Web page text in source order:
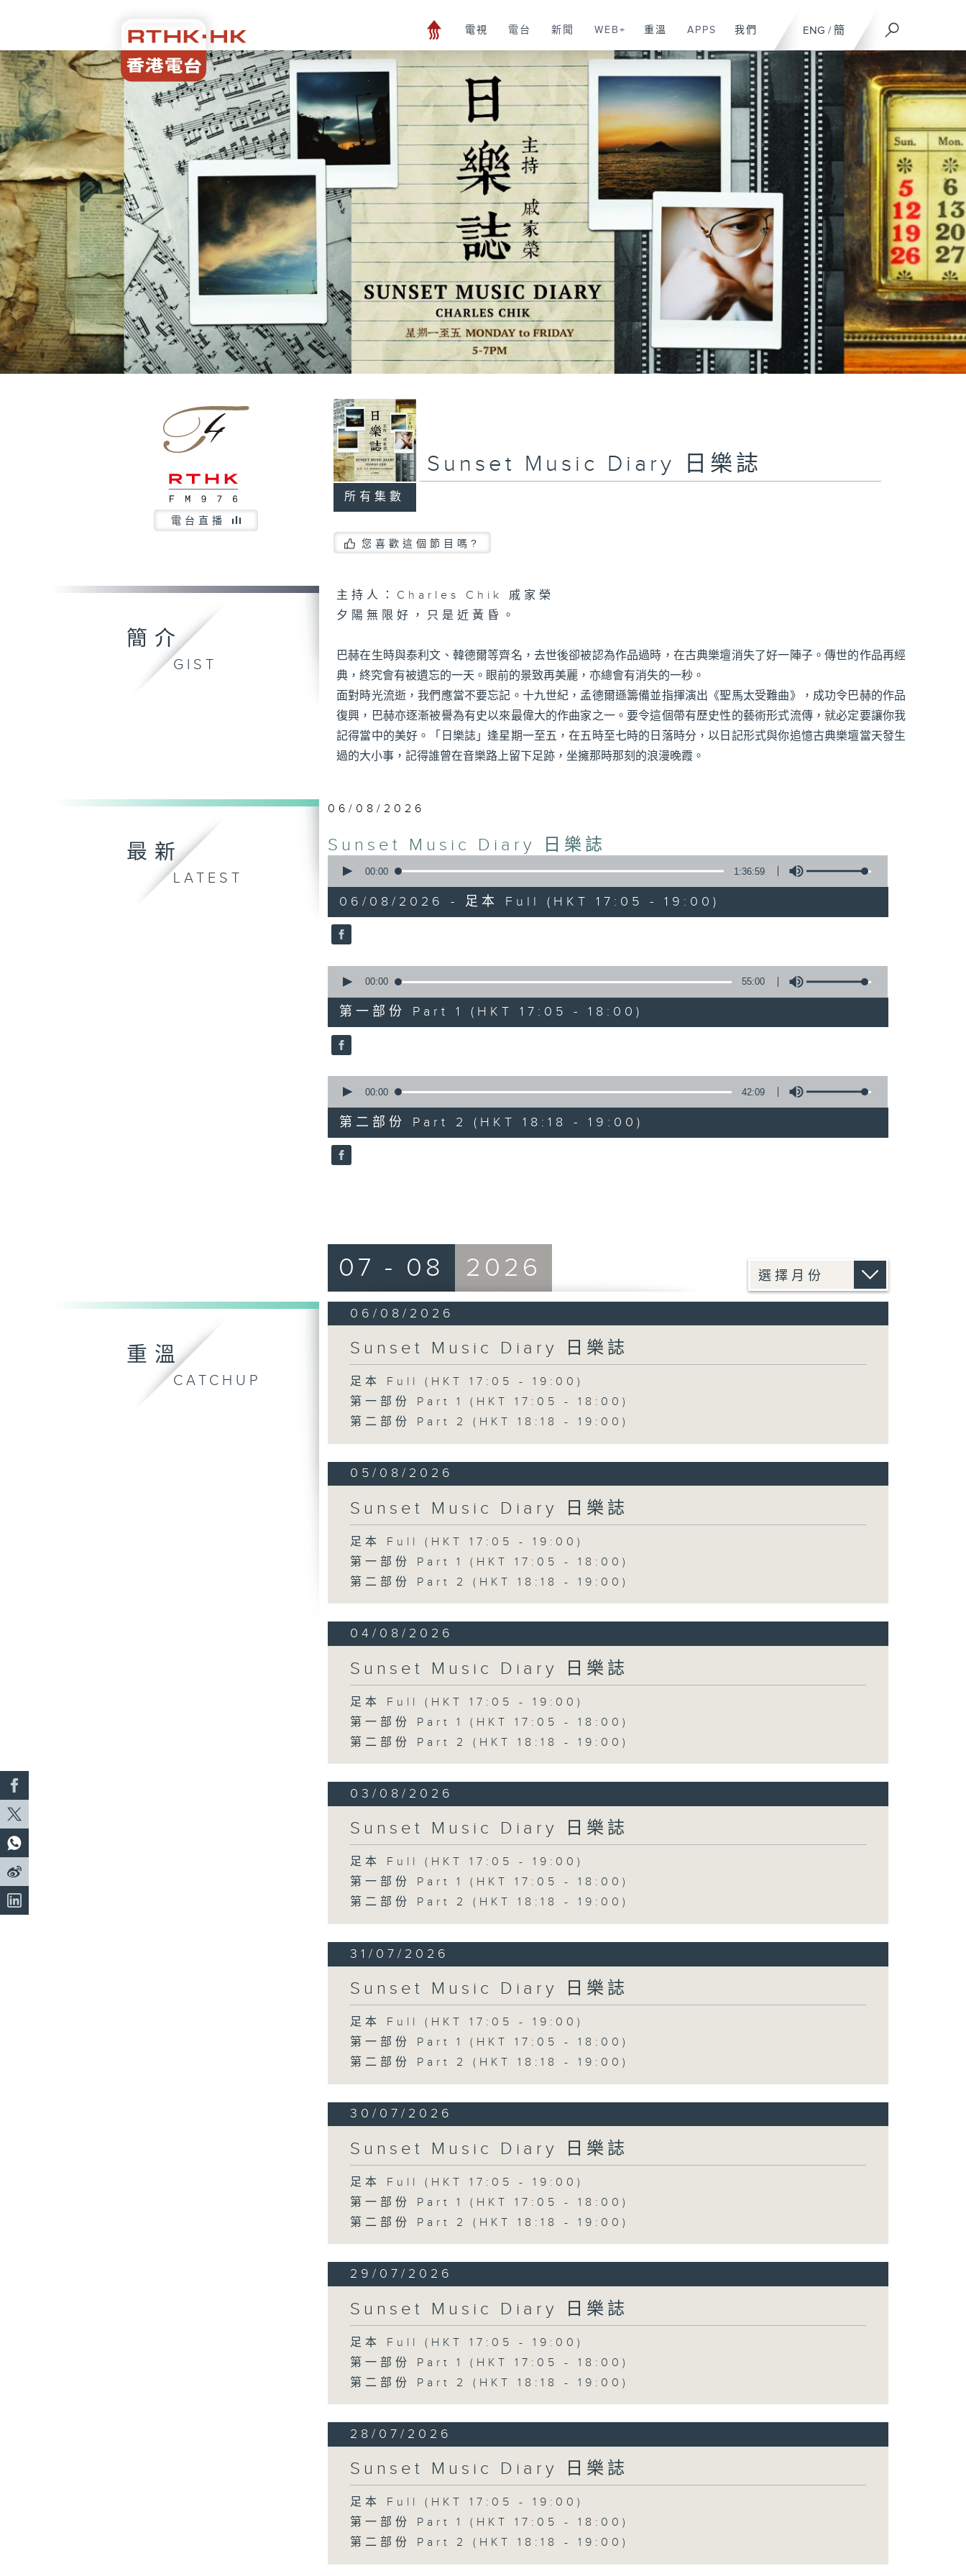
ENG / 簡
電視 電台 新聞 WEB+ 重溫 APPS 我們
電台直播
所有集數
Sunset Music Diary 日樂誌
您喜歡這個節目嗎?
簡介
GIST
主持人：Charles Chik 戚家榮
夕陽無限好，只是近黃昏。
巴赫在生時與泰利文、韓德爾等齊名，去世後卻被認為作品過時，在古典樂壇消失了好一陣子。傳世的作品再經
典，終究會有被遺忘的一天。眼前的景致再美麗，亦總會有消失的一秒。
面對時光流逝，我們應當不要忘記。十九世紀，孟德爾遜籌備並指揮演出《聖馬太受難曲》，成功令巴赫的作品
復興，巴赫亦逐漸被譽為有史以來最偉大的作曲家之一。要令這個帶有歷史性的藝術形式流傳，就必定要讓你我
記得當中的美好。「日樂誌」逢星期一至五，在五時至七時的日落時分，以日記形式與你追憶古典樂壇當天發生
過的大小事，記得誰曾在音樂路上留下足跡，坐擁那時那刻的浪漫晚霞。
最新
LATEST
06/08/2026
Sunset Music Diary 日樂誌
seconds
hour,
36
minutes,
59
90%
00:00 1:36:59
06/08/2026 - 足本 Full (HKT 17:05 - 19:00)
seconds
55
minutes,
0
seconds
90%
00:00 55:00
第一部份 Part 1 (HKT 17:05 - 18:00)
seconds
42
minutes,
9
seconds
90%
00:00 42:09
第二部份 Part 2 (HKT 18:18 - 19:00)
重溫
CATCHUP
07 - 08 2026
06/08/2026
Sunset Music Diary 日樂誌
足本 Full (HKT 17:05 - 19:00)
第一部份 Part 1 (HKT 17:05 - 18:00)
第二部份 Part 2 (HKT 18:18 - 19:00)
05/08/2026
Sunset Music Diary 日樂誌
足本 Full (HKT 17:05 - 19:00)
第一部份 Part 1 (HKT 17:05 - 18:00)
第二部份 Part 2 (HKT 18:18 - 19:00)
04/08/2026
Sunset Music Diary 日樂誌
足本 Full (HKT 17:05 - 19:00)
第一部份 Part 1 (HKT 17:05 - 18:00)
第二部份 Part 2 (HKT 18:18 - 19:00)
03/08/2026
Sunset Music Diary 日樂誌
足本 Full (HKT 17:05 - 19:00)
第一部份 Part 1 (HKT 17:05 - 18:00)
第二部份 Part 2 (HKT 18:18 - 19:00)
31/07/2026
Sunset Music Diary 日樂誌
足本 Full (HKT 17:05 - 19:00)
第一部份 Part 1 (HKT 17:05 - 18:00)
第二部份 Part 2 (HKT 18:18 - 19:00)
30/07/2026
Sunset Music Diary 日樂誌
足本 Full (HKT 17:05 - 19:00)
第一部份 Part 1 (HKT 17:05 - 18:00)
第二部份 Part 2 (HKT 18:18 - 19:00)
29/07/2026
Sunset Music Diary 日樂誌
足本 Full (HKT 17:05 - 19:00)
第一部份 Part 1 (HKT 17:05 - 18:00)
第二部份 Part 2 (HKT 18:18 - 19:00)
28/07/2026
Sunset Music Diary 日樂誌
足本 Full (HKT 17:05 - 19:00)
第一部份 Part 1 (HKT 17:05 - 18:00)
第二部份 Part 2 (HKT 18:18 - 19:00)